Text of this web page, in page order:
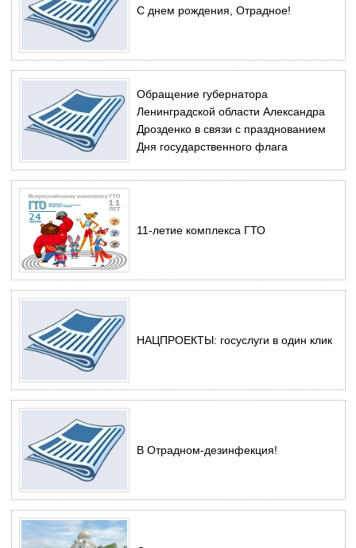
С днем рождения, Отрадное!
Обращение губернатора
Ленинградской области Александра
Дрозденко в связи с празднованием
Дня государственного флага
11-летие комплекса ГТО
НАЦПРОЕКТЫ: госуслуги в один клик
В Отрадном-дезинфекция!